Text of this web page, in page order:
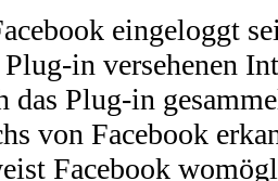
eingeloggt
in versehenen
das Plug-in
von Facebook
Facebook